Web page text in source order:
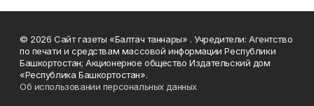
© 2026 Сайт газеты «Балтач таннары» . Учредители: Агентство
по печати и средствам массовой информации Республики
Башкортостан; Акционерное общество Издательский дом
«Республика Башкортостан».
Об использовании персональных данных